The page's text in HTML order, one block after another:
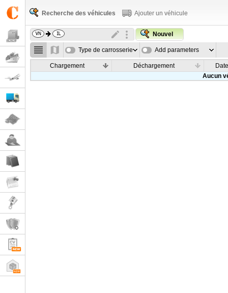
Recherche des véhicules Ajouter un véhicule
Nouvel
Type de carrosserie Add parameters
Chargement Déchargement
Aucun